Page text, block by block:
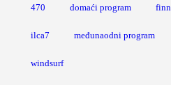
470 domaći program finn
ilca7 međunaodni program
windsurf